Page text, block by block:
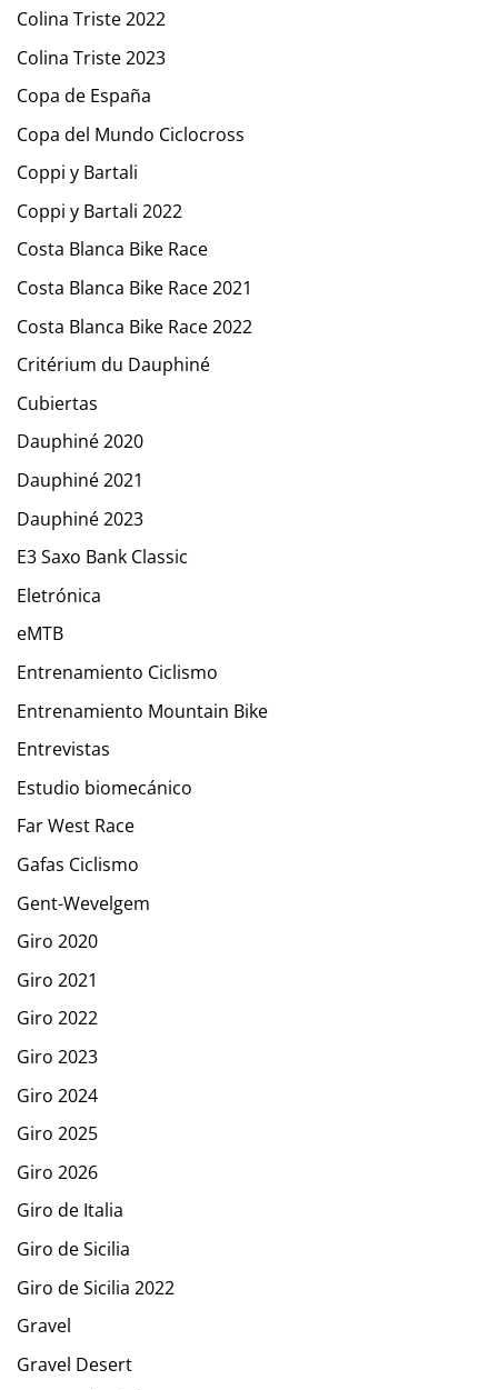
Colina Triste 2022
Colina Triste 2023
Copa de España
Copa del Mundo Ciclocross
Coppi y Bartali
Coppi y Bartali 2022
Costa Blanca Bike Race
Costa Blanca Bike Race 2021
Costa Blanca Bike Race 2022
Critérium du Dauphiné
Cubiertas
Dauphiné 2020
Dauphiné 2021
Dauphiné 2023
E3 Saxo Bank Classic
Eletrónica
eMTB
Entrenamiento Ciclismo
Entrenamiento Mountain Bike
Entrevistas
Estudio biomecánico
Far West Race
Gafas Ciclismo
Gent-Wevelgem
Giro 2020
Giro 2021
Giro 2022
Giro 2023
Giro 2024
Giro 2025
Giro 2026
Giro de Italia
Giro de Sicilia
Giro de Sicilia 2022
Gravel
Gravel Desert